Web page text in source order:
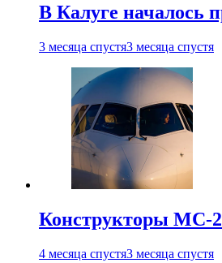
В Калуге началось
3 месяца спустя3 месяца спустя
Конструкторы МС-
4 месяца спустя3 месяца спустя